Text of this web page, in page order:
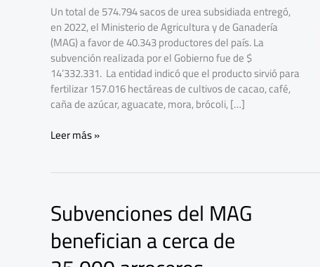
Un total de 574.794 sacos de urea subsidiada entregó,
en 2022, el Ministerio de Agricultura y de Ganadería
(MAG) a favor de 40.343 productores del país. La
subvención realizada por el Gobierno fue de $
14’332.331. La entidad indicó que el producto sirvió para
fertilizar 157.016 hectáreas de cultivos de cacao, café,
caña de azúcar, aguacate, mora, brócoli, […]
de
40.000
productores
Leer más »
Subvenciones del MAG
benefician a cerca de
Subvenciones
del
MAG
benefician